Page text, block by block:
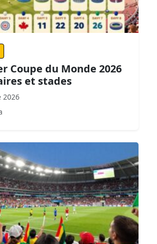
Coupe du Monde 2026
et stades
2026